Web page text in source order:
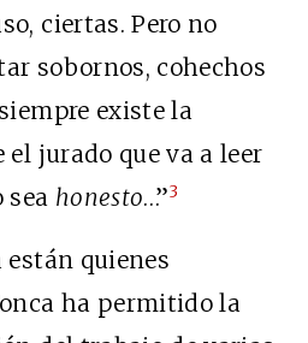
ciertas. Pero no
sobornos, cohechos
existe la
jurado que va a leer
sea honesto…”3
quienes
ha permitido la